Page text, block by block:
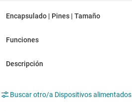
Buscar otro/a Dispositivos alimentados